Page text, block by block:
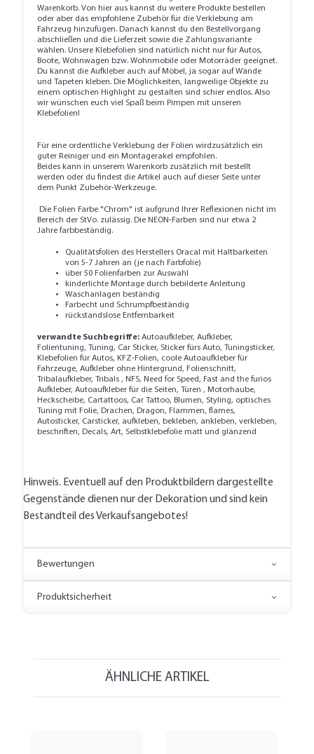
Warenkorb. Von hier aus kannst du weitere Produkte bestellen
oder aber das empfohlene Zubehör für die Verklebung am
Fahrzeug hinzufügen. Danach kannst du den Bestellvorgang
abschließen und die Lieferzeit sowie die Zahlungsvariante
wählen. Unsere Klebefolien sind natürlich nicht nur für Autos,
Boote, Wohnwagen bzw. Wohnmobile oder Motorräder geeignet.
Du kannst die Aufkleber auch auf Möbel, ja sogar auf Wände
und Tapeten kleben. Die Möglichkeiten, langweilige Objekte zu
einem optischen Highlight zu gestalten sind schier endlos. Also
wir wünschen euch viel Spaß beim Pimpen mit unseren
Klebefolien!
Für eine ordentliche Verklebung der Folien wirdzusätzlich ein
guter Reiniger und ein Montagerakel empfohlen.
Beides kann in unserem Warenkorb zusätzlich mit bestellt
werden oder du findest die Artikel auch auf dieser Seite unter
dem Punkt Zubehör-Werkzeuge.
Die Folien Farbe "Chrom" ist aufgrund Ihrer Reflexionen nicht im
Bereich der StVo. zulässig. Die NEON-Farben sind nur etwa 2
Jahre farbbeständig.
Qualitätsfolien des Herstellers Oracal mit Haltbarkeiten
von 5-7 Jahren an (je nach Farbfolie)
über 50 Folienfarben zur Auswahl
kinderlichte Montage durch bebilderte Anleitung
Waschanlagen beständig
Farbecht und Schrumpfbeständig
rückstandslose Entfernbarkeit
verwandte Suchbegriffe: Autoaufkleber, Aufkleber,
Folientuning, Tuning, Car Sticker, Sticker fürs Auto, Tuningsticker,
Klebefolien für Autos, KFZ-Folien, coole Autoaufkleber für
Fahrzeuge, Aufkleber ohne Hintergrund, Folienschnitt,
Tribalaufkleber, Tribals , NFS, Need for Speed, Fast and the furios
Aufkleber, Autoaufkleber für die Seiten, Türen , Motorhaube,
Heckscheibe, Cartattoos, Car Tattoo, Blumen, Styling, optisches
Tuning mit Folie, Drachen, Dragon, Flammen, flames,
Autosticker, Carsticker, aufkleben, bekleben, ankleben, verkleben,
beschriften, Decals, Art, Selbstklebefolie matt und glänzend
Hinweis. Eventuell auf den Produktbildern dargestellte
Gegenstände dienen nur der Dekoration und sind kein
Bestandteil des Verkaufsangebotes!
Bewertungen
Produktsicherheit
ÄHNLICHE ARTIKEL